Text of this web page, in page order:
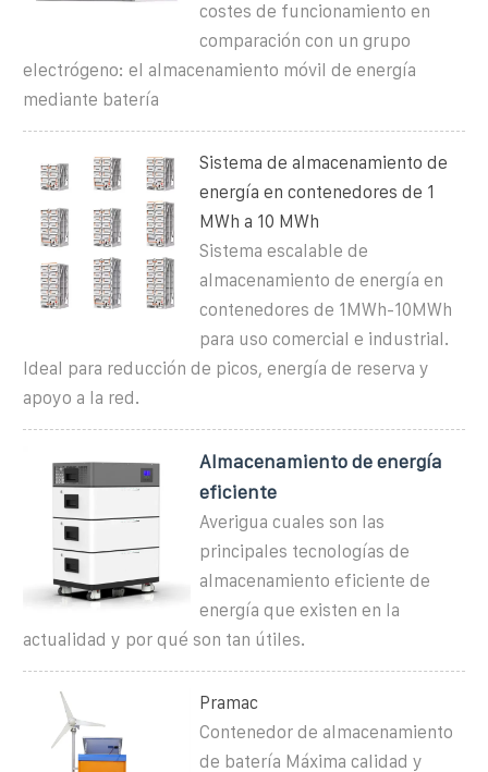
costes de funcionamiento en
comparación con un grupo
electrógeno: el almacenamiento móvil de energía
mediante batería
Sistema de almacenamiento de
energía en contenedores de 1
MWh a 10 MWh
Sistema escalable de
almacenamiento de energía en
contenedores de 1MWh-10MWh
para uso comercial e industrial.
Ideal para reducción de picos, energía de reserva y
apoyo a la red.
Almacenamiento de energía
eficiente
Averigua cuales son las
principales tecnologías de
almacenamiento eficiente de
energía que existen en la
actualidad y por qué son tan útiles.
Pramac
Contenedor de almacenamiento
de batería Máxima calidad y